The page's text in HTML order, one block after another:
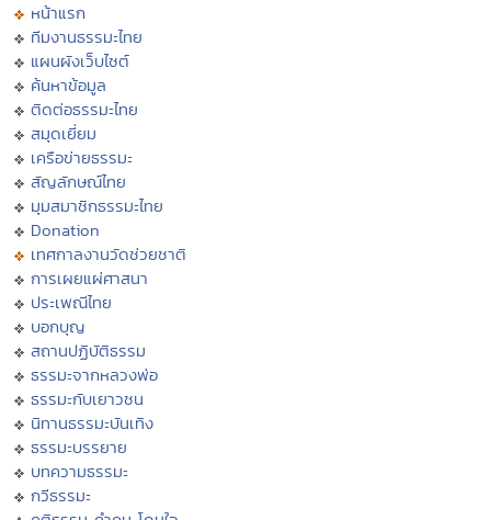
หน้าแรก
ทีมงานธรรมะไทย
แผนผังเว็บไซต์
ค้นหาข้อมูล
ติดต่อธรรมะไทย
สมุดเยี่ยม
เครือข่ายธรรมะ
สัญลักษณ์ไทย
มุมสมาชิกธรรมะไทย
Donation
เทศกาลงานวัดช่วยชาติ
การเผยแผ่ศาสนา
ประเพณีไทย
บอกบุญ
สถานปฏิบัติธรรม
ธรรมะจากหลวงพ่อ
ธรรมะกับเยาวชน
นิทานธรรมะบันเทิง
ธรรมะบรรยาย
บทความธรรมะ
กวีธรรมะ